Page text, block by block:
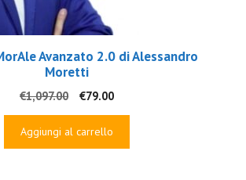
Avanzato 2.0 di Alessandro
Moretti
€1,097.00
Il
prezzo
originale
€79.00Il
prezzo
Aggiungi al carrello